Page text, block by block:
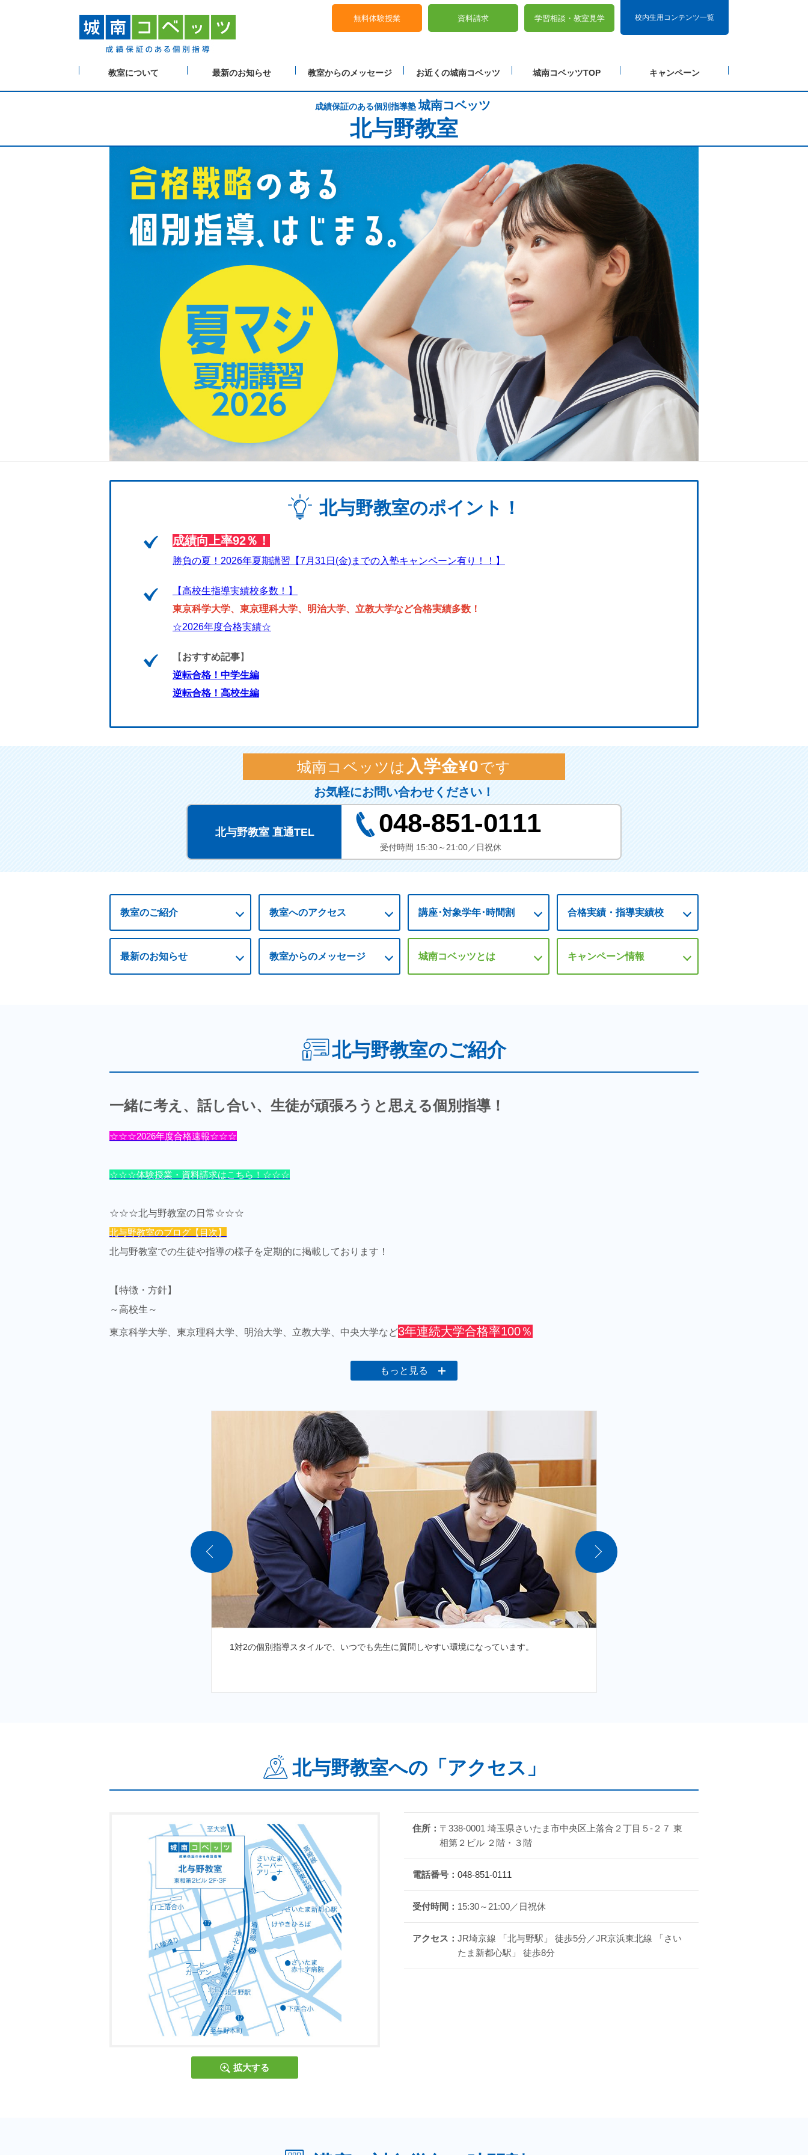
校内生用コンテンツ一覧
無料体験授業 資料請求 学習相談・ 教室見学
教室について 最新のお知らせ 教室からのメッセージ お近くの城南コベッツ 城南コベッツTOP キャンペーン
成績保証のある個別指導塾 城南コベッツ
北与野教室
北与野教室のポイント！
成績向上率92％ ！
勝負の夏！2026年夏期講習【7月31日(金)までの入塾キャンペーン有り！！】
【高校生指導実績校多数！】
東京科学大学、東京理科大学、明治大学、立教大学など合格実績多数！
☆2026年度合格実績☆
【 おすすめ記事】
逆転合格！中学生編
逆転合格！高校生編
城南コベッツは 入学金¥0です
お気軽にお問い合わせください！
北与野教室 直通TEL 048-851-0111
受付時間 15:30～21:00／日祝休
教室のご紹介 教室へのアクセス 講座･対象学年･ 時間割 合格実績・指導実績校
最新のお知らせ 教室からのメッセージ 城南コベッツとは キャンペーン情報
北与野教室のご紹介
一緒に考え、話し合い、生徒が頑張ろうと思える個別指導！
☆☆☆2026年度合格速報☆☆☆
☆☆☆体験授業・資料請求はこちら！☆☆☆
☆☆☆北与野教室の日常☆☆☆
北与野教室のブログ【目次】
北与野教室での生徒や指導の様子を定期的に掲載しております！
【特徴・方針】
～高校生～
東京科学大学、東京理科大学、明治大学、立教大学、中央大学など3年連続大学合格率100％
「一般入試」「総合型選抜」「指定校推薦」それぞれの対応が可能です。
「志望校」「目標」に対して、必要なことを話し合い、丁寧に対策を行います。
私たち城南コベッツ北与野教室は、一人ひとりの生徒に寄り添う事を大切にしています。
勉強は楽しい事ばかりではありませんので、一緒に学習スケジュール等を相談しながら進めています。
良い意味で塾らしくなく、「勉強は嫌いだけど、北与野教室なら行ってもいい」「北与野教室なら頑張れる」と思ってもらえるような教
小学生から高校生まで幅広く、のびのびと自分らしく学習できる環境をご用意しております。学習・進路・学校生活、何でも構いませ
（教室情報・テスト結果・入試関連 等）
生徒の皆様に安心してご通塾いただけるよう、感染症拡大防止対応を徹底した上で、授業を行っております。また、オンラインによる個
別指導も実施しております。
※当教室では、引き続き感染症対策に最大限留意して対面を含めた指導を行ってまいります。
＜監視カメラにつきまして＞
当塾では監視カメラを設置し、並びにスタッフ、生徒どちらも個人的な連絡先交換、写真撮影等は一切禁止しています。
また授業スペースは生徒の正面に先生がこないようになっており、防犯対策に万全を期しております。
もっと見る
2階は自習室となっています。質問対応はいつでもOK！！定期テストや入試の直前には勉強
北与野教室への「アクセス」
拡大する
住所： 〒338-0001 埼玉県さいたま市中央区上落合２丁目５-２７ 東
相第２ビル ２階・３階
電話番号： 048-851-0111
受付時間： 15:30～21:00／日祝休
アクセス： JR埼京線 「北与野駅」 徒歩5分／JR京浜東北線 「さい
たま新都心駅」 徒歩8分